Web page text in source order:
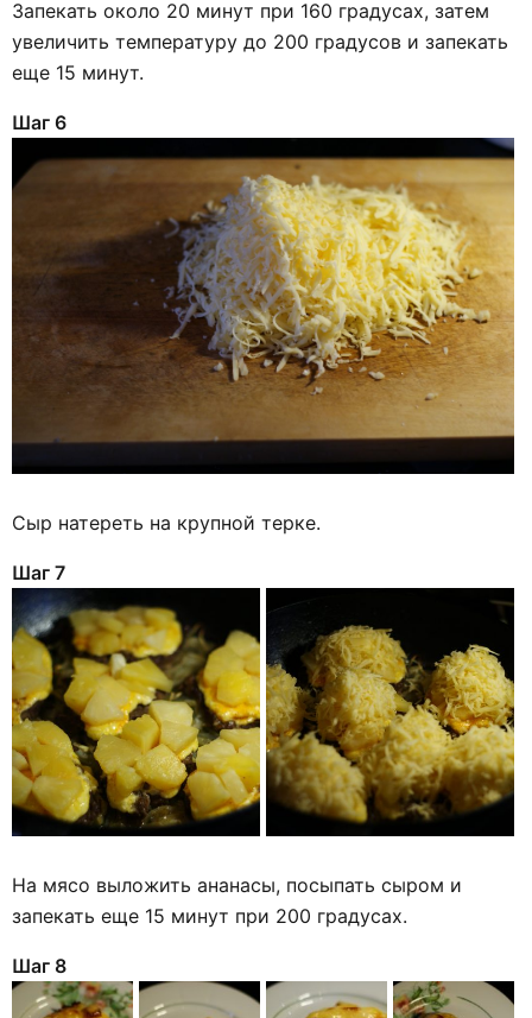
Запекать около 20 минут при 160 градусах, затем
увеличить температуру до 200 градусов и запекать
еще 15 минут.
Шаг 6
Сыр натереть на крупной терке.
Шаг 7
На мясо выложить ананасы, посыпать сыром и
запекать еще 15 минут при 200 градусах.
Шаг 8